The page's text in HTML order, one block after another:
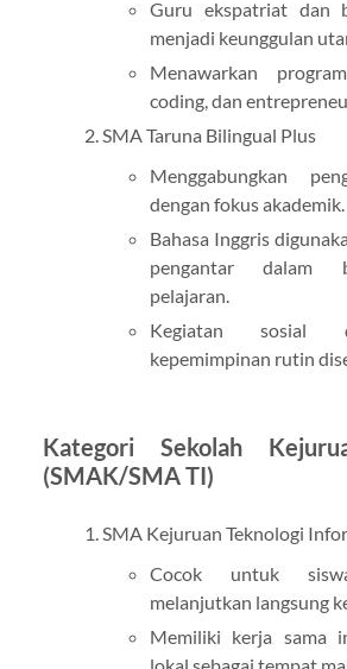
Guru ekspatriat dan
menjadi keunggulan
Menawarkan
coding, dan
SMA Taruna Bilingual Plus
Menggabungkan
dengan fokus akademik.
Bahasa Inggris
pengantar dalam
pelajaran.
Kegiatan sosial
kepemimpinan rutin
Kategori Sekolah
(SMAK/SMA TI)
SMA Kejuruan Teknologi
Cocok untuk
melanjutkan langsung
Memiliki kerja sama